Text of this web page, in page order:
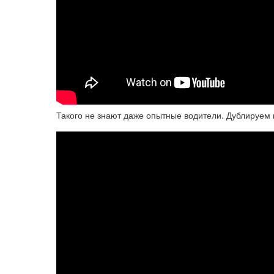
Такого не знают даже опытные водители. Дублируем